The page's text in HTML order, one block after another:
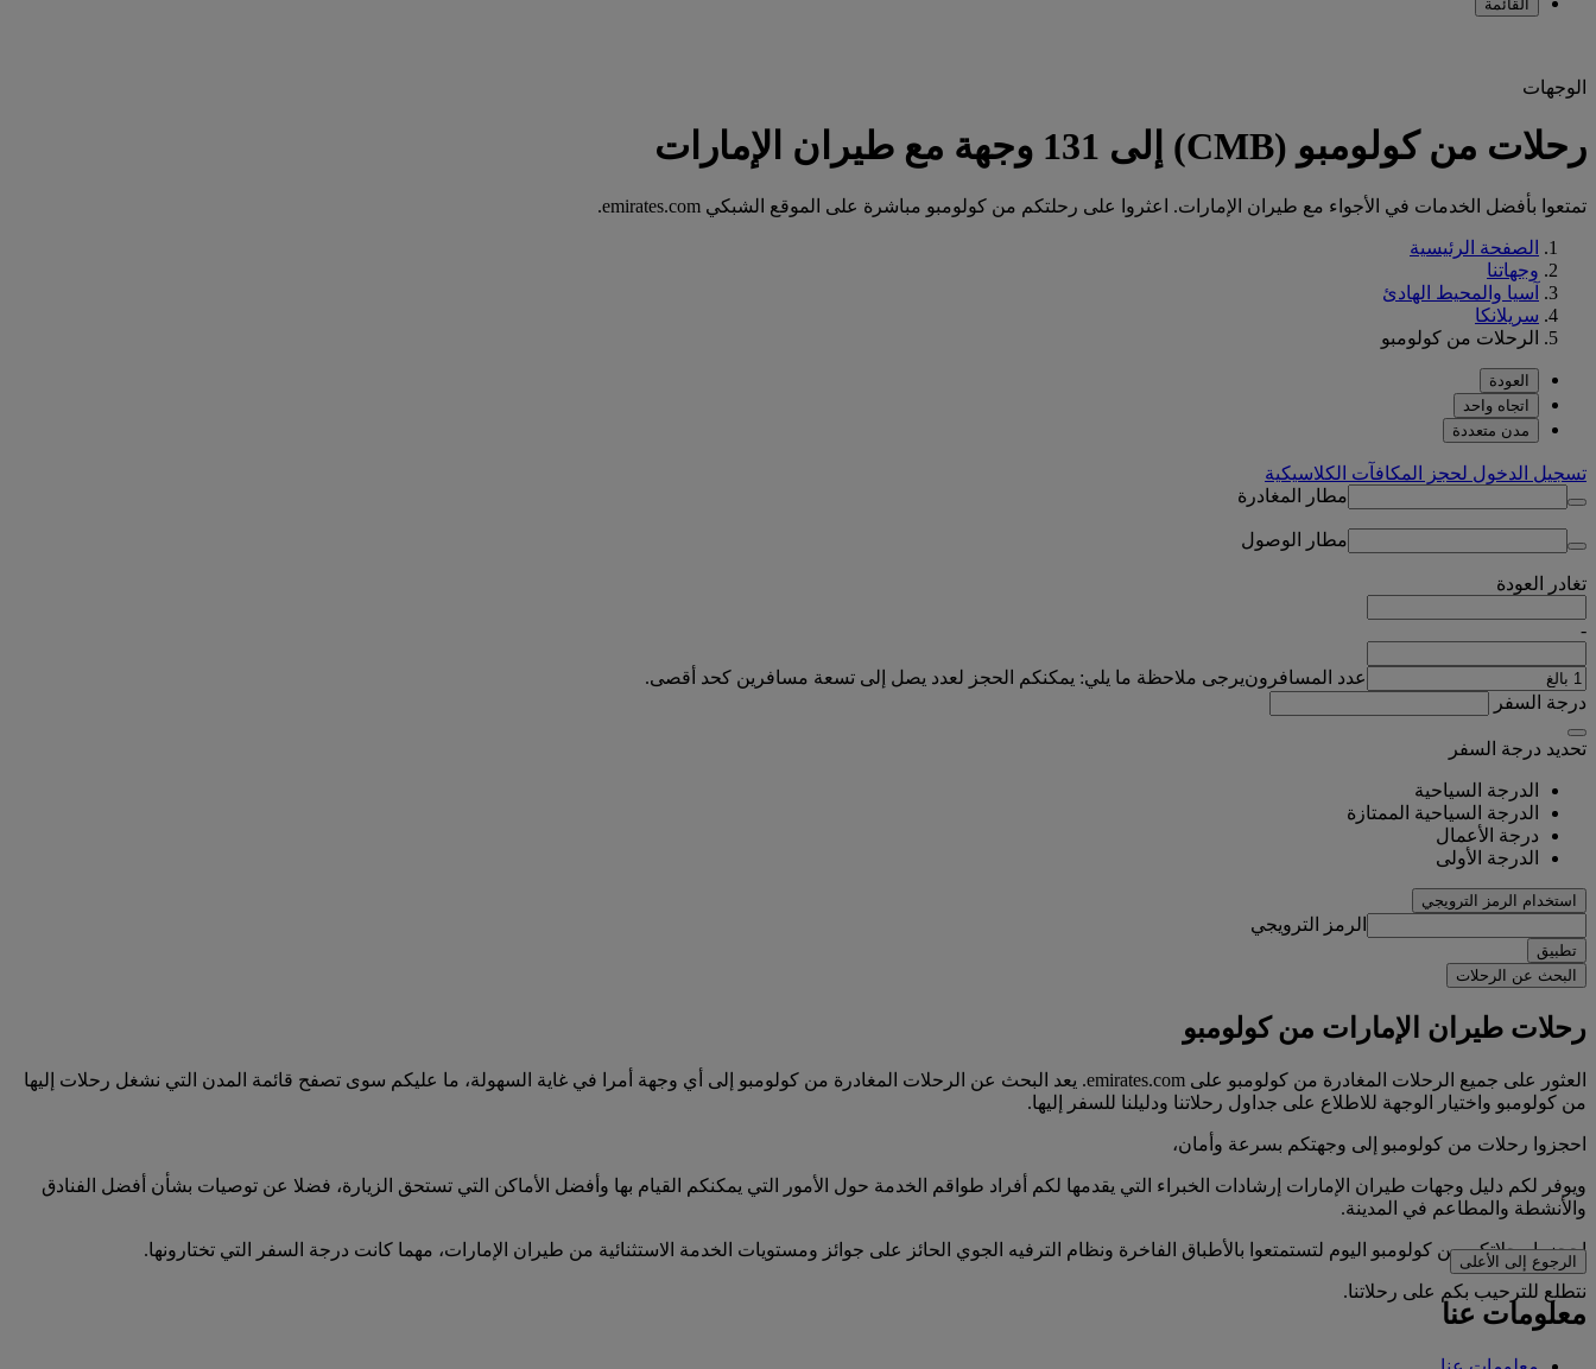
القائمة
الوجهات
رحلات من كولومبو (CMB) إلى 131 وجهة مع طيران الإمارات
تمتعوا بأفضل الخدمات في الأجواء مع طيران الإمارات. اعثروا على رحلتكم من كولومبو مباشرة على الموقع الشبكي emirates.com.
الصفحة الرئيسية
وجهاتنا
آسيا والمحيط الهادئ
سريلانكا
الرحلات من كولومبو
العودة
اتجاه واحد
مدن متعددة
تسجيل الدخول لحجز المكافآت الكلاسيكية
مطار المغادرة
مطار الوصول
تغادر العودة
-
عدد المسافرونيرجى ملاحظة ما يلي: يمكنكم الحجز لعدد يصل إلى تسعة مسافرين كحد أقصى.
درجة السفر
تحديد درجة السفر
الدرجة السياحية
الدرجة السياحية الممتازة
درجة الأعمال
الدرجة الأولى
استخدام الرمز الترويجي
الرمز الترويجي
تطبيق
البحث عن الرحلات
رحلات طيران الإمارات من كولومبو
العثور على جميع الرحلات المغادرة من كولومبو على emirates.com. يعد البحث عن الرحلات المغادرة من كولومبو إلى أي وجهة أمرا في غاية السهولة، ما عليكم سوى تصفح قائمة المدن التي نشغل رحلات إليها
من كولومبو واختيار الوجهة للاطلاع على جداول رحلاتنا ودليلنا للسفر إليها.
احجزوا رحلات من كولومبو إلى وجهتكم بسرعة وأمان،
ويوفر لكم دليل وجهات طيران الإمارات إرشادات الخبراء التي يقدمها لكم أفراد طواقم الخدمة حول الأمور التي يمكنكم القيام بها وأفضل الأماكن التي تستحق الزيارة، فضلا عن توصيات بشأن أفضل الفنادق
والأنشطة والمطاعم في المدينة.
احجزوا رحلاتكم من كولومبو اليوم لتستمتعوا بالأطباق الفاخرة ونظام الترفيه الجوي الحائز على جوائز ومستويات الخدمة الاستثنائية من طيران الإمارات، مهما كانت درجة السفر التي تختارونها.
نتطلع للترحيب بكم على رحلاتنا.
الرجوع إلى الأعلى
معلومات عنا